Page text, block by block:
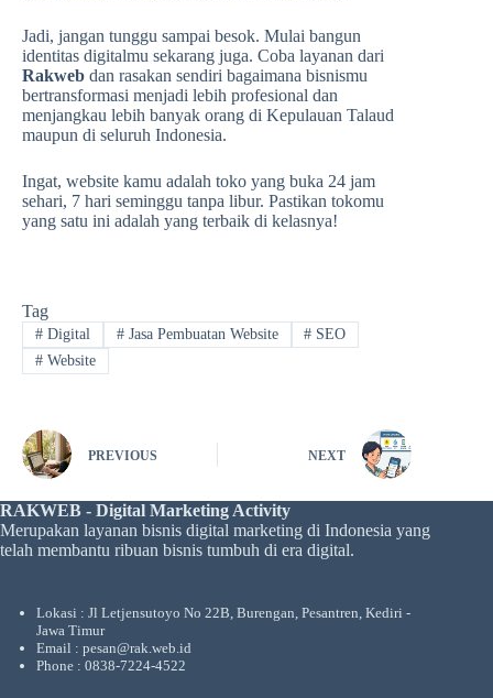
Jadi, jangan tunggu sampai besok. Mulai bangun
identitas digitalmu sekarang juga. Coba layanan dari
Rakweb dan rasakan sendiri bagaimana bisnismu
bertransformasi menjadi lebih profesional dan
menjangkau lebih banyak orang di Kepulauan Talaud
maupun di seluruh Indonesia.
Ingat, website kamu adalah toko yang buka 24 jam
sehari, 7 hari seminggu tanpa libur. Pastikan tokomu
yang satu ini adalah yang terbaik di kelasnya!
Tag
#Digital #Jasa Pembuatan Website # SEO
#Website
PREVIOUS NEXT
RAKWEB - Digital Marketing Activity
Merupakan layanan bisnis digital marketing di Indonesia yang
telah membantu ribuan bisnis tumbuh di era digital.
Lokasi : Jl Letjensutoyo No 22B, Burengan, Pesantren, Kediri -
Jawa Timur
Email : pesan@rak.web.id
Phone : 0838-7224-4522